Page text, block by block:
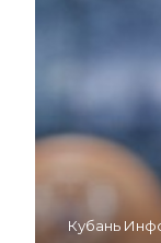
Кубань